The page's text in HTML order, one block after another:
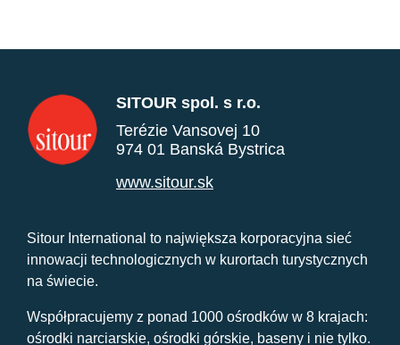
SITOUR spol. s r.o.
Terézie Vansovej 10
974 01 Banská Bystrica
www.sitour.sk
Sitour International to największa korporacyjna sieć
innowacji technologicznych w kurortach turystycznych
na świecie.
Współpracujemy z ponad 1000 ośrodków w 8 krajach:
ośrodki narciarskie, ośrodki górskie, baseny i nie tylko.